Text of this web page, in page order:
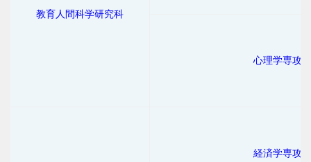
教育人間科学研究科
心理学専攻
経済学専攻